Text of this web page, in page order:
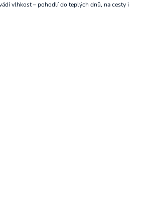
vlhkost – pohodlí do teplých dnů, na cesty i